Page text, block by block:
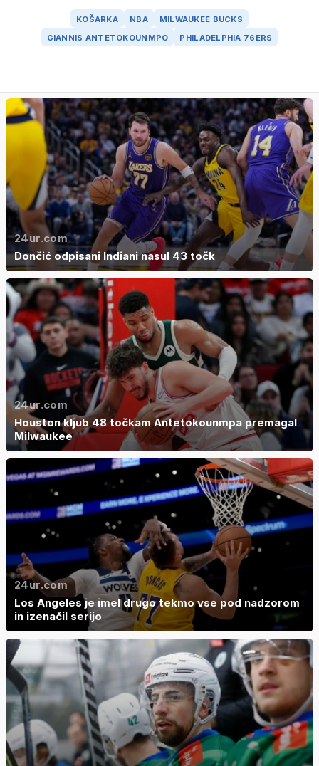
KOŠARKA NBA
MILWAUKEE BUCKS
GIANNIS ANTETOKOUNMPO
PHILADELPHIA 76ERS
24ur.com
Dončić odpisani Indiani nasul 43 točk
24ur.com
Houston kljub 48 točkam Antetokounmpa premagal
Milwaukee
24ur.com
Los Angeles je imel drugo tekmo vse pod nadzorom
in izenačil serijo